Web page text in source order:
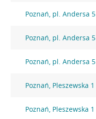
Poznań, pl. Andersa 5
Poznań, pl. Andersa 5
Poznań, pl. Andersa 5
Poznań, Pleszewska 1
Poznań, Pleszewska 1